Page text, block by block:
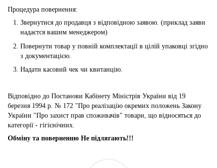
Процедура повернення:
Звернутися до продавця з відповідною заявою. (приклад заяви
надаєтся вашим менеджером)
Повернути товар у повній комплектації в цілій упаковці згідно
з документацією.
Надати касовий чек чи квитанцію.
Відповідно до Постанови Кабінету Міністрів України від 19
березня 1994 р. № 172 "Про реалізацію окремих положень Закону
України "Про захист прав споживачів" товари, що відносяться до
категорії - гігієнічних.
Обміну та поверненню Не підлягають!!!